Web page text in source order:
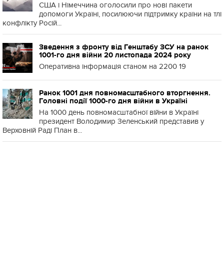
США і Німеччина оголосили про нові пакети
допомоги Україні, посилюючи підтримку країни на тлі
конфлікту Росій...
Зведення з фронту від Генштабу ЗСУ на ранок
1001-го дня війни 20 листопада 2024 року
Оперативна інформація станом на 2200 19
Ранок 1001 дня повномасштабного вторгнення.
Головні події 1000-го дня війни в Україні
На 1000 день повномасштабної війни в Україні
президент Володимир Зеленський представив у
Верховній Раді План в...